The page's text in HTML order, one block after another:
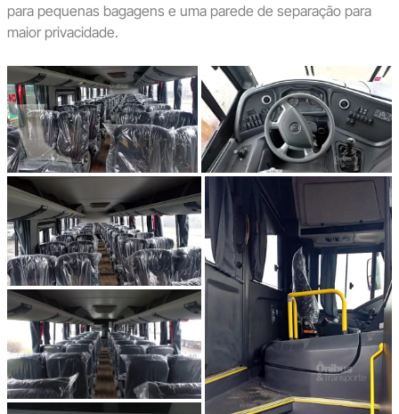
para pequenas bagagens e uma parede de separação para
maior privacidade.